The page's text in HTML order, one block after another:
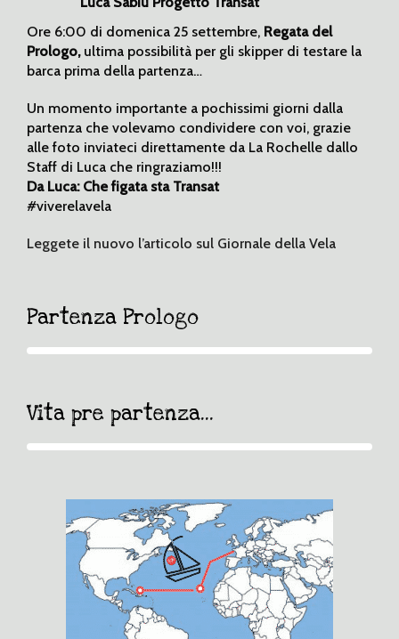
Ore 6:00 di domenica 25 settembre, Regata del
Prologo, ultima possibilità per gli skipper di testare la
barca prima della partenza…
Un momento importante a pochissimi giorni dalla
partenza che volevamo condividere con voi, grazie
alle foto inviateci direttamente da La Rochelle dallo
Staff di Luca che ringraziamo!!!
Da Luca: Che figata sta Transat
#viverelavela
Leggete il nuovo l’articolo sul Giornale della Vela
Partenza Prologo
Vita pre partenza...